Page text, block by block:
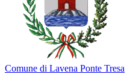
Comune di Lavena Ponte Tresa